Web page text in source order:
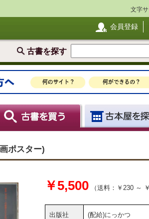
文字
会員登録
古書を探す
ポスター)
￥5,500 （送料：￥230 ～
出版社 (配給)にっかつ